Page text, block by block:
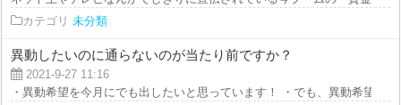
カテゴリ 未分類
異動したいのに通らないのが当たり前ですか？
2021-9-27 11:16
・異動希望を今月にでも出したいと思っています！ ・でも、異動希望は